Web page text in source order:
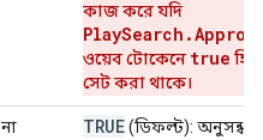
কাজ করে যদি
ওয়েব টোকেনে true
সেট করা থাকে।
না TRUE(ডিফল্ট): অনুসন্ধান